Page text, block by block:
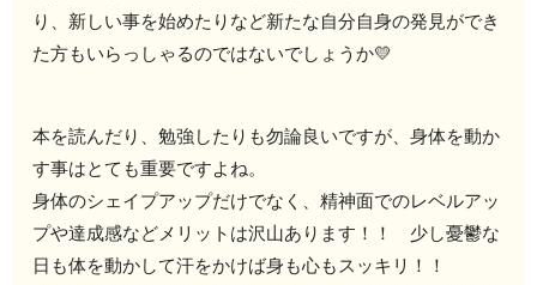
り、新しい事を始めたりなど新たな自分自身の発見ができ
た方もいらっしゃるのではないでしょうか💛
本を読んだり、勉強したりも勿論良いですが、身体を動か
す事はとても重要ですよね。
身体のシェイプアップだけでなく、精神面でのレベルアッ
プや達成感などメリットは沢山あります！！ 少し憂鬱な
日も体を動かして汗をかけば身も心もスッキリ！！